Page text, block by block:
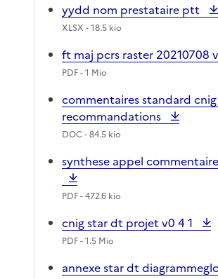
yydd nom prestataire ptt
XLSX - 18.5 kio
ft maj pcrs raster 20210708
PDF- 1 Mio
commentaires standard
recommandations
DOC- 84.5 kio
synthese appel
PDF- 472.6 kio
cnig star dt projet v0 4 1
PDF- 1.5 Mio
annexe star dt